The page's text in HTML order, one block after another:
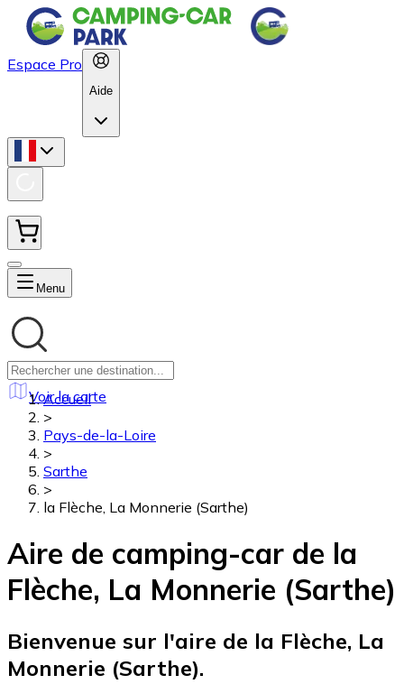
Espace Pro
Aide
Menu
Voir la carte
Accueil
>
Pays-de-la-Loire
>
Sarthe
>
la Flèche, La Monnerie (Sarthe)
Aire de camping-car de la
Flèche, La Monnerie (Sarthe)
Bienvenue sur l'aire de la Flèche, La
Monnerie (Sarthe).